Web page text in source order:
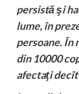
persistă şi
lume, în
persoane. În
din 10000
afectaţi